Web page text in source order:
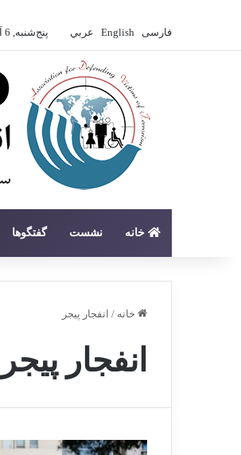
فارسی English عربي پنج‌شنبه, 6 آگوست 2026
خانه نشست گفتگوها
خانه / انفجار پیجر
انفجار پیجر